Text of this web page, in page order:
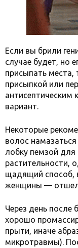
Если вы брили
случае будет, но
присыпать места,
присыпкой или
вариант.
Некоторые
волос
лобку пемзой для
растительности,
щадящий способ,
женщины —
Через день после
хорошо
прыти, иначе
микротравмы).